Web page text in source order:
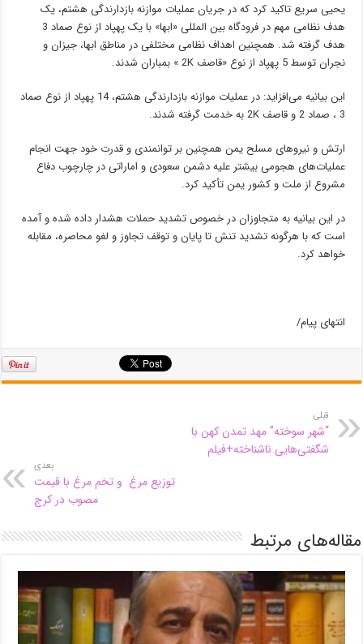
یحیی سریع تاکید کرد که در جریان عملیات موازنه بازدارندگی هشتم، یک
هدف نظامی مهم در فرودگاه بین المللی «ابها» با یک پهپاد از نوع صماد 3
هدف گرفته شد. همچنین اهداف نظامی مختلفی در مناطق ابها، جیزان و
نجران توسط 5 پهپاد از نوع «قاصف 2K » بمباران شدند.
این بیانیه می‌افزاید: در عملیات موازنه بازدارندگی هشتم، 14 پهپاد از نوع صماد
3 ، صماد 2 و قاصف 2K به خدمت گرفته شدند.
ارتش و نیروهای مسلح یمن همچنین بر توانمندی و قدرت خود جهت انجام
عملیات‌های هجومی بیشتر علیه دشمن سعودی و اماراتی در چارچوب دفاع
مشروع از ملت و کشور یمن تأکید کرد.
در این بیانیه به متجاوزان در خصوص تشدید حملات هشدار داده شده و آمده
است که با هرگونه تشدید تنش تا پایان و توقف تجاوز و لغو محاصره، مقابله
خواهد کرد.
انتهای پیام/
قبلی
“شهر سوخته” مهد تمدن کهن با
شگفتی‌هایی ناشناخته+فیلم
بعدی
توزیع مرغ و تخم مرغ با قیمت
مصوب در کرج
مقاله‌های مرتبط